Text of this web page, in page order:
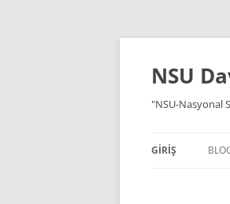
İçeriğe
NSU
"NSU-Nasyonal
GIRIŞ